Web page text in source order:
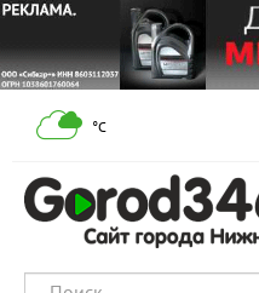
°С